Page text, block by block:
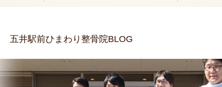
五井駅前ひまわり整骨院BLOG